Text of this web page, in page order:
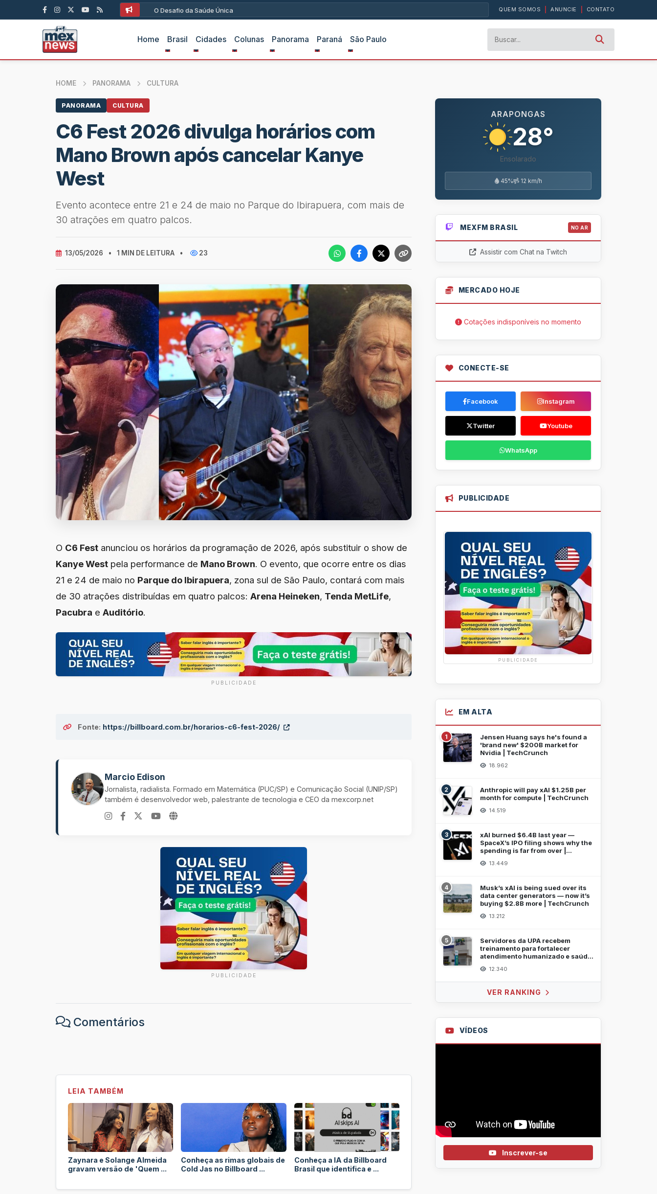
O Desafio da Saúde Única QUEM SOMOS ANUNCIE CONTATO
Home Brasil Cidades Colunas Panorama Paraná São Paulo
HOME PANORAMA CULTURA
PANORAMA CULTURA
C6 Fest 2026 divulga horários com
Mano Brown após cancelar Kanye
West
Evento acontece entre 21 e 24 de maio no Parque do Ibirapuera, com mais de
30 atrações em quatro palcos.
13/05/2026 • 1 MIN DE LEITURA • 23
O C6 Fest anunciou os horários da programação de 2026, após substituir o show de
Kanye West pela performance de Mano Brown. O evento, que ocorre entre os dias
21 e 24 de maio no Parque do Ibirapuera, zona sul de São Paulo, contará com mais
de 30 atrações distribuídas em quatro palcos: Arena Heineken, Tenda MetLife,
Pacubra e Auditório.
PUBLICIDADE
Fonte: https://billboard.com.br/horarios-c6-fest-2026/
Marcio Edison
Jornalista, radialista. Formado em Matemática (PUC/SP) e Comunicação Social (UNIP/SP)
também é desenvolvedor web, palestrante de tecnologia e CEO da mexcorp.net
PUBLICIDADE
Comentários
LEIA TAMBÉM
Zaynara e Solange Almeida
gravam versão de 'Quem ...
Conheça as rimas globais de
Cold Jas no Billboard ...
Conheça a IA da Billboard
Brasil que identifica e ...
ARAPONGAS
28°
Ensolarado
45% 12 km/h
MEXFM BRASIL NO AR
Assistir com Chat na Twitch
MERCADO HOJE
Cotações indisponíveis no momento
CONECTE-SE
Facebook Instagram
Twitter Youtube
WhatsApp
PUBLICIDADE
PUBLICIDADE
EM ALTA
1
Jensen Huang says he's found a
'brand new' $200B market for
Nvidia | TechCrunch
18.962
2
Anthropic will pay xAI $1.25B per
month for compute | TechCrunch
14.519
3
xAI burned $6.4B last year —
SpaceX’s IPO filing shows why the
spending is far from over |
13.449
4
Musk’s xAI is being sued over its
data center generators — now it’s
buying $2.8B more | TechCrunch
13.212
5
Servidores da UPA recebem
treinamento para fortalecer
atendimento humanizado e saúde
12.340
VER RANKING
VÍDEOS
Inscrever-se